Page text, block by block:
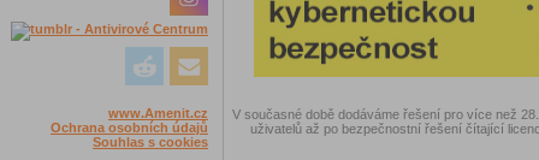
www.Amenit.cz
Ochrana osobních údajů
Souhlas s cookies
V současné době dodáváme řešení pro více než
uživatelů až po bezpečnostní řešení čítající